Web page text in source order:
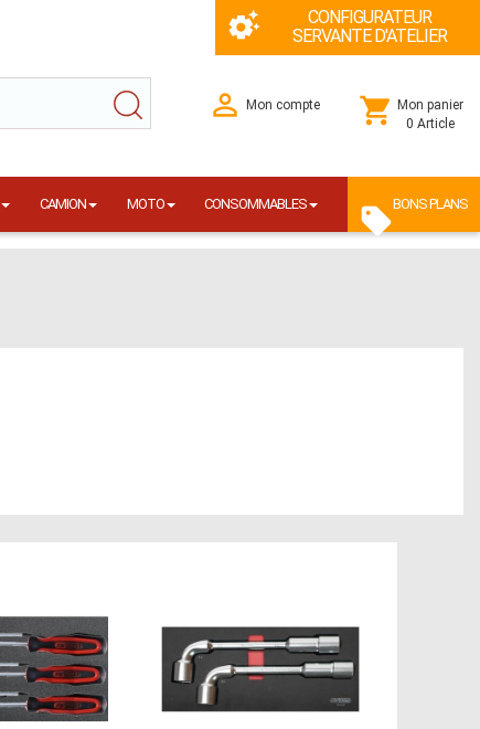
CONFIGURATEUR
SERVANTE D'ATELIER
Mon compte
Mon panier
0 Article
CAMION MOTO CONSOMMABLES BONS PLANS